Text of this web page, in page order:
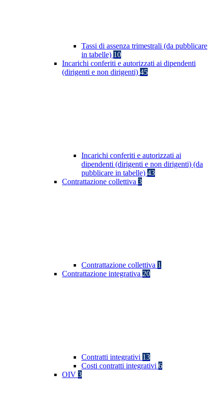
Tassi di assenza trimestrali (da pubblicare
in tabelle) 10
Incarichi conferiti e autorizzati ai dipendenti
(dirigenti e non dirigenti) 45
Incarichi conferiti e autorizzati ai
dipendenti (dirigenti e non dirigenti) (da
pubblicare in tabelle) 43
Contrattazione collettiva 3
Contrattazione collettiva 1
Contrattazione integrativa 20
Contratti integrativi 13
Costi contratti integrativi 6
OIV 3